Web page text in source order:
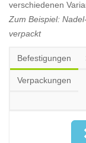
verschiedenen
Zum Beispiel:
verpackt
Befestigungen
Verpackungen